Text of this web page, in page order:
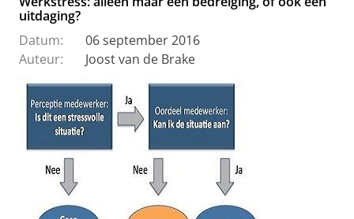
uitdaging?
Datum:
06 september 2016
Auteur:
Joost van de Brake